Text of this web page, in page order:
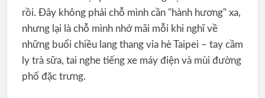
rồi. Đây không phải chỗ mình cần "hành hương" xa,
nhưng lại là chỗ mình nhớ mãi mỗi khi nghĩ về
những buổi chiều lang thang vỉa hè Taipei – tay cầm
ly trà sữa, tai nghe tiếng xe máy điện và mùi đường
phố đặc trưng.